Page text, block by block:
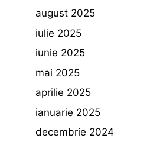
august 2025
iulie 2025
iunie 2025
mai 2025
aprilie 2025
ianuarie 2025
decembrie 2024